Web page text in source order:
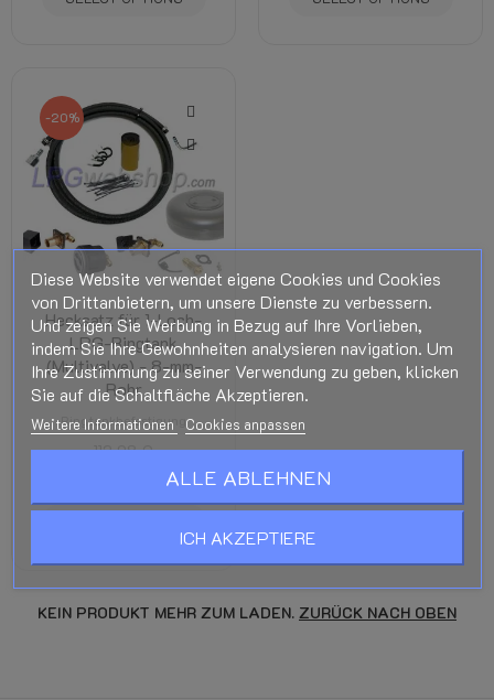
-20%
Hecksatz für 1-Loch-
LPG-Ringtank
(Multivalve) - 8-mm-
Rohr
Ringtankbefestigung
112,08 €
Steuer inkl.
KEIN PRODUKT MEHR ZUM LADEN. ZURÜCK NACH OBEN
Diese Website verwendet eigene Cookies und Cookies
von Drittanbietern, um unsere Dienste zu verbessern.
Und zeigen Sie Werbung in Bezug auf Ihre Vorlieben,
indem Sie Ihre Gewohnheiten analysieren navigation. Um
Ihre Zustimmung zu seiner Verwendung zu geben, klicken
Sie auf die Schaltfläche Akzeptieren.
Weitere Informationen Cookies anpassen
ALLE ABLEHNEN
ICH AKZEPTIERE